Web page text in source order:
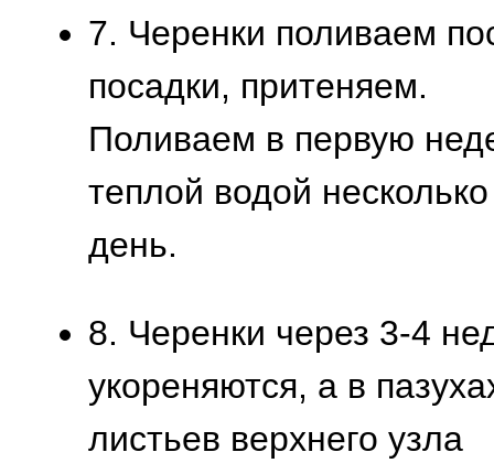
7. Черенки поливаем
посадки, притеняем.
Поливаем в первую
теплой водой
день.
8. Черенки через 3-4
укореняются, а в
листьев верхнего узла